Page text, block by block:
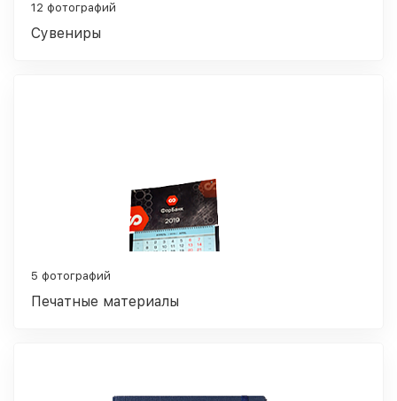
12 фотографий
Сувениры
5 фотографий
Печатные материалы